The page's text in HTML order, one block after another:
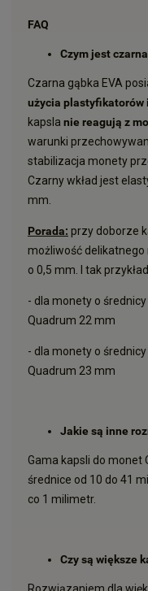
FAQ
Czym jest
Czarna gąbka EVA
użycia plastyfikatorów
kapsla nie reagują z
warunki
stabilizacja monety
Czarny wkład jest
mm.
Porada: przy doborze
możliwość delikatnego
o 0,5 mm. I tak
- dla monety o
Quadrum 22 mm
- dla monety o
Quadrum 23 mm
Jakie są inne
Gama kapsli do
średnice od 10 do 41
co 1 milimetr.
Czy są większe